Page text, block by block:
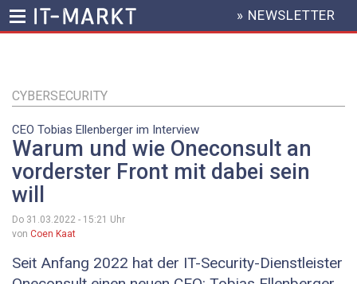
Inhalt
HEADER
MENU
» NEWSLETTER
CYBERSECURITY
CEO Tobias Ellenberger im Interview
Warum und wie Oneconsult an
vorderster Front mit dabei sein
will
Do 31.03.2022 - 15:21 Uhr
von Coen Kaat
Seit Anfang 2022 hat der IT-Security-Dienstleister